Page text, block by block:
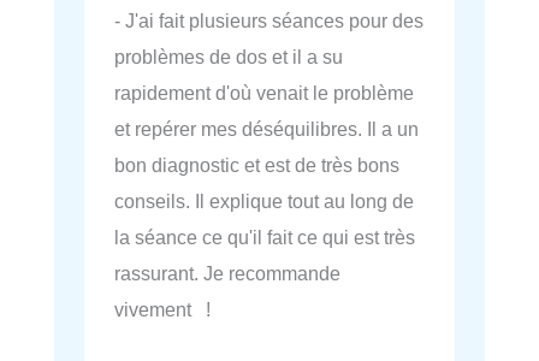
- J'ai fait plusieurs séances pour des
problèmes de dos et il a su
rapidement d'où venait le problème
et repérer mes déséquilibres. Il a un
bon diagnostic et est de très bons
conseils. Il explique tout au long de
la séance ce qu'il fait ce qui est très
rassurant. Je recommande
vivement !